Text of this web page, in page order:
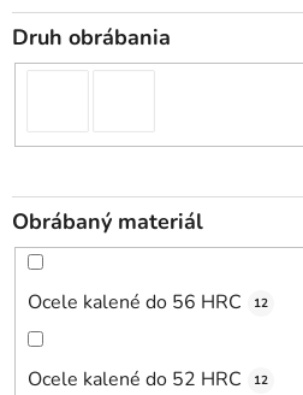
Druh obrábania
Obrábaný materiál
Ocele kalené do 56 HRC 12
Ocele kalené do 52 HRC 12